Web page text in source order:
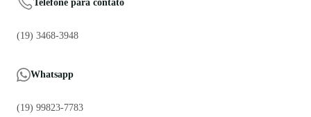
Telefone para contato
(19) 3468-3948
Whatsapp
(19) 99823-7783